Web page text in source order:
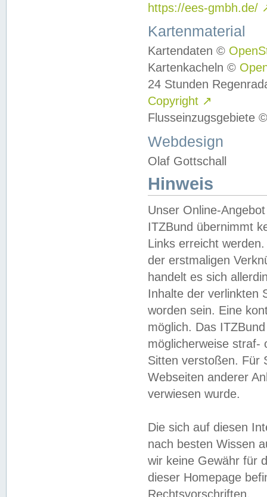
https://ees-gmbh.de/
Kartenmaterial
Kartendaten ©
Kartenkacheln ©
24 Stunden
Copyright ↗
Flusseinzugsgebiete
Webdesign
Olaf Gottschall
Hinweis
Unser Online-
ITZBund übernimmt
Links erreicht
der erstmaligen
handelt es sich
Inhalte der verlinkten
worden sein. Eine
möglich. Das
möglicherweise straf-
Sitten verstoßen. Für
Webseiten anderer
verwiesen wurde.
Die sich auf diesen
nach besten Wissen
wir keine Gewähr für
dieser Homepage
Rechtsvorschriften.